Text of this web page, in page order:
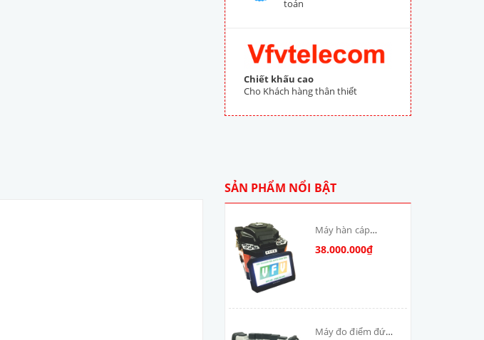
toán
Chiết khấu cao
Cho Khách hàng thân thiết
SẢN PHẨM NỔI BẬT
Máy hàn cáp
quang T-V6S-MAX
38.000.000₫
Máy đo điểm đứt